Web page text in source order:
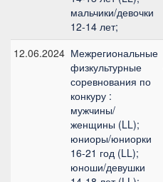
мальчики/девочки
12-14 лет;
12.06.2024 Межрегиональные
физкультурные
соревнования по
конкуру :
мужчины/
женщины (LL);
юниоры/юниорки
16-21 год (LL);
юноши/девушки